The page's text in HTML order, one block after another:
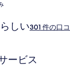
しい301 件の口
ービス